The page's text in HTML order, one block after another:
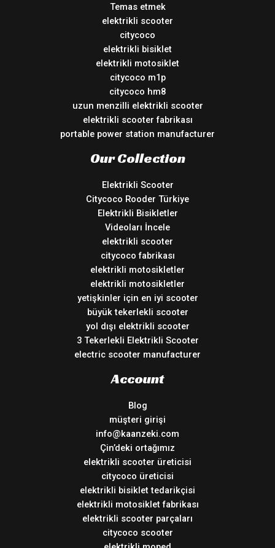
Temas etmek
elektrikli scooter
citycoco
elektrikli bisiklet
elektrikli motosiklet
citycoco m1p
citycoco hm8
uzun menzilli elektrikli scooter
elektrikli scooter fabrikası
portable power station manufacturer
Our Collection
Elektrikli Scooter
Citycoco Rooder Türkiye
Elektrikli Bisikletler
Videoları İncele
elektrikli scooter
citycoco fabrikası
elektrikli motosikletler
elektrikli motosikletler
yetişkinler için en iyi scooter
büyük tekerlekli scooter
yol dışı elektrikli scooter
3 Tekerlekli Elektrikli Scooter
electric scooter manufacturer
Account
Blog
müşteri girişi
info@kaanzeki.com
Çin’deki ortağımız
elektrikli scooter üreticisi
citycoco üreticisi
elektrikli bisiklet tedarikçisi
elektrikli motosiklet fabrikası
elektrikli scooter parçaları
citycoco scooter